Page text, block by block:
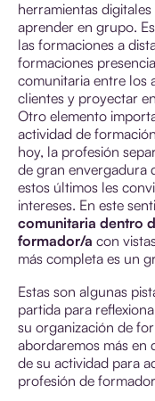
herramientas
aprender en grupo.
las formaciones a
formaciones
comunitaria entre los
clientes y proyectar
Otro elemento
actividad de
hoy, la profesión
de gran envergadura
estos últimos les
intereses. En este
comunitaria dentro
formador/a con
más completa es un
Estas son algunas
partida para
su organización de
abordaremos más en
de su actividad para
profesión de